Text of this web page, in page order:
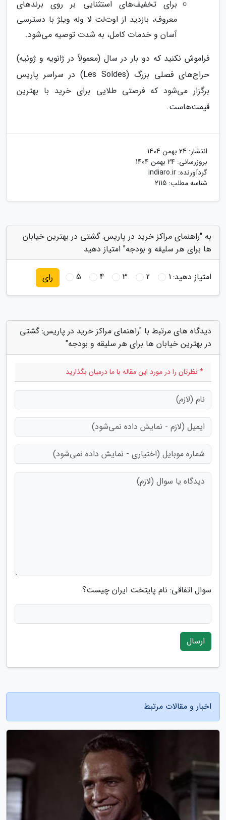
برای تخفیف‌های استثنایی بر روی برندهای
معروف، بازدید از اوت‌لت لا وله ویلژ با دسترسی
آسان و خدمات کامل، به شدت توصیه می‌شود.
فراموش نکنید که دو بار در سال (معمولاً در ژانویه و ژوئیه)
حراج‌های فصلی بزرگ (Les Soldes) در سراسر پاریس
برگزار می‌شود که فرصتی طلایی برای خرید با بهترین
قیمت‌هاست.
انتشار: 24 بهمن 1404
بروزرسانی: 24 بهمن 1404
گردآورنده: indiaro.ir
شناسه مطلب: 2115
به "راهنمای مراکز خرید در پاریس: گشتی در بهترین خیابان
ها برای هر سلیقه و بودجه" امتیاز دهید
امتیاز دهید:1
2
3
4
5 رای
دیدگاه های مرتبط با "راهنمای مراکز خرید در پاریس: گشتی
در بهترین خیابان ها برای هر سلیقه و بودجه"
* نظرتان را در مورد این مقاله با ما درمیان بگذارید
سوال اتفاقی: نام پایتخت ایران چیست؟
ارسال
اخبار و مقالات مرتبط